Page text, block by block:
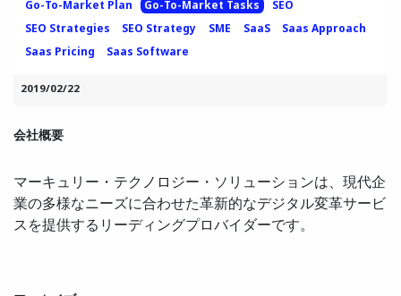
Go-To-Market Plan Go-To-Market Tasks
SEO
SEO Strategies
SEO Strategy SME SaaS
Saas Approach
Saas Pricing
Saas Software
2019/02/22
会社概要
マーキュリー・テクノロジー・ソリューションは、現代企
業の多様なニーズに合わせた革新的なデジタル変革サービ
スを提供するリーディングプロバイダーです。